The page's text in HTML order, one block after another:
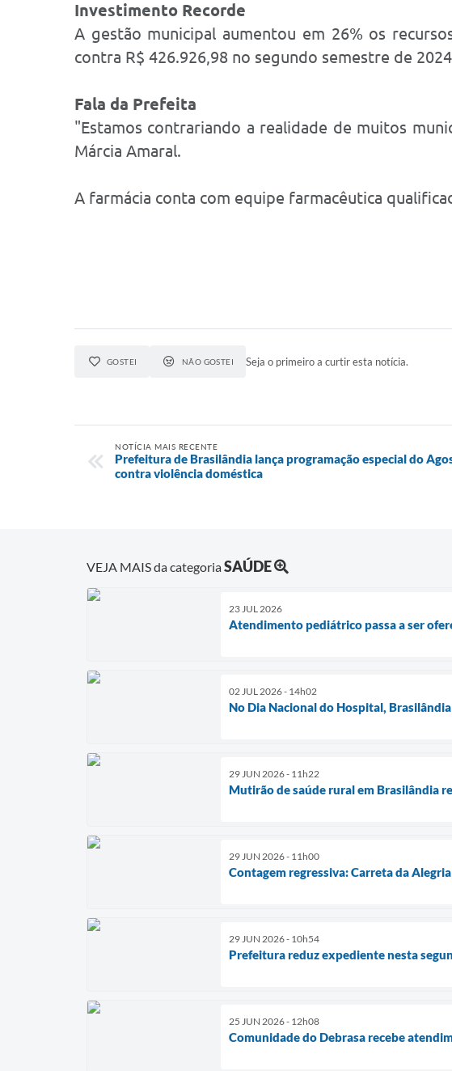
Investimento Recorde
A gestão municipal aumentou em 26% os
contra R$ 426.926,98 no segundo semestre de
Fala da Prefeita
"Estamos contrariando a realidade de muitos
Márcia Amaral.
A farmácia conta com equipe farmacêutica
GOSTEI NÃO GOSTEI Seja o primeiro a curtir esta notícia.
NOTÍCIA MAIS RECENTE
Prefeitura de Brasilândia lança programação especial do
contra violência doméstica
VEJA MAIS da categoriaSAÚDE
23 JUL 2026
Atendimento pediátrico passa a ser
02 JUL 2026 - 14h02
No Dia Nacional do Hospital,
29 JUN 2026 - 11h22
Mutirão de saúde rural em Brasilândia
29 JUN 2026 - 11h00
Contagem regressiva: Carreta da
29 JUN 2026 - 10h54
Prefeitura reduz expediente nesta
25 JUN 2026 - 12h08
Comunidade do Debrasa recebe